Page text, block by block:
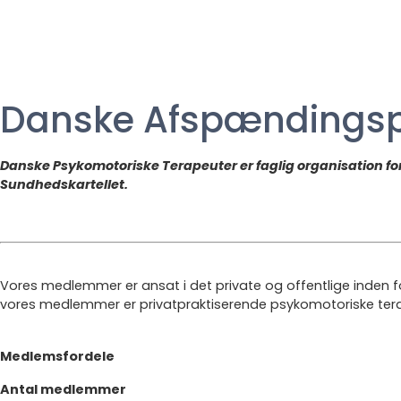
Danske
Danske Psykomotoriske Terapeuter er faglig organisation
Sundhedskartellet.
Vores medlemmer er ansat i det private og offentlige
vores medlemmer er privatpraktiserende psykomotoriske
Medlemsfordele
Antal medlemmer